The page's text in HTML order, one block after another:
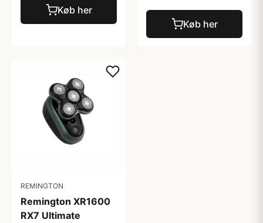
Køb her
Køb her
REMINGTON
Remington XR1600
RX7 Ultimate